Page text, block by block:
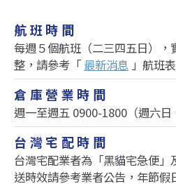
航班時間
每週５個航班（二三四五日）
整，請參考「 最新消息 」航班
倉庫營業時間
週一至週五 0900-1800（週六日
台灣宅配時間
台灣宅配業者為「黑貓宅急便
送時效請參考業者公告，年節假